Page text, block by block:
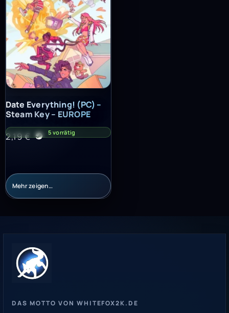
Date Everything! (PC) – Steam Key – EUROPE
Date Everything! (PC) –
Steam Key – EUROPE
2,19€ 5 vorrätig
Mehr zeigen…
DAS MOTTO VON WHITEFOX2K.DE